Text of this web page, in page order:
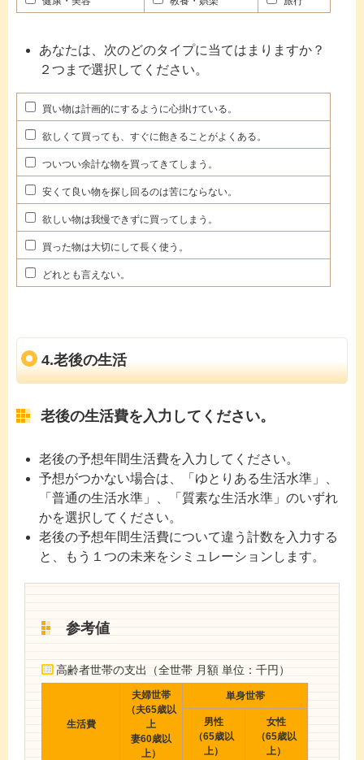
あなたは、次のどのタイプに当てはまりますか？
２つまで選択してください。
買い物は計画的にするように心掛けている。
欲しくて買っても、すぐに飽きることがよくある。
ついつい余計な物を買ってきてしまう。
安くて良い物を探し回るのは苦にならない。
欲しい物は我慢できずに買ってしまう。
買った物は大切にして長く使う。
どれとも言えない。
4.老後の生活
老後の生活費を入力してください。
老後の予想年間生活費を入力してください。
予想がつかない場合は、「ゆとりある生活水準」、
「普通の生活水準」、「質素な生活水準」のいずれ
かを選択してください。
老後の予想年間生活費について違う計数を入力する
と、もう１つの未来をシミュレーションします。
参考値
高齢者世帯の支出（全世帯 月額 単位：千円）
生活費
夫婦世帯
（夫65歳以
上
妻60歳以
上）
単身世帯
男性
（65歳以
上）
女性
（65歳以
上）